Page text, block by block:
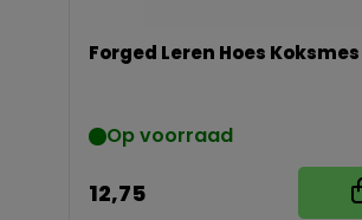
Forged Leren Hoes Koksmes
Op voorraad
12,75